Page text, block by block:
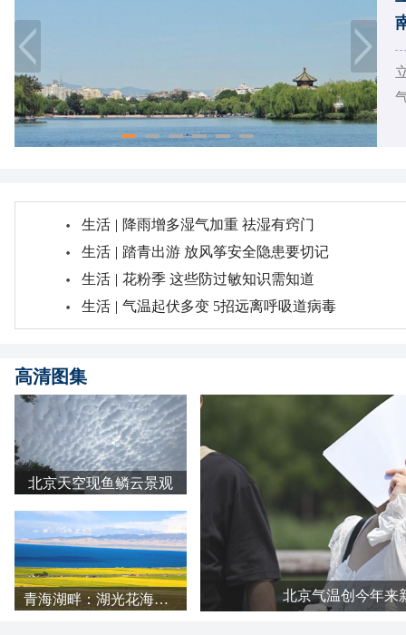
生活
降雨增多湿气加重 祛湿有窍门
生活 | 气温起伏多变 5招远离呼吸道病毒
高清图集
北京天空现鱼鳞云景观
青海湖畔：湖光花海长云 天地铺成明亮画卷 北京气温创今年
气象探索
深入体验雷暴云里是什么感受？ 春